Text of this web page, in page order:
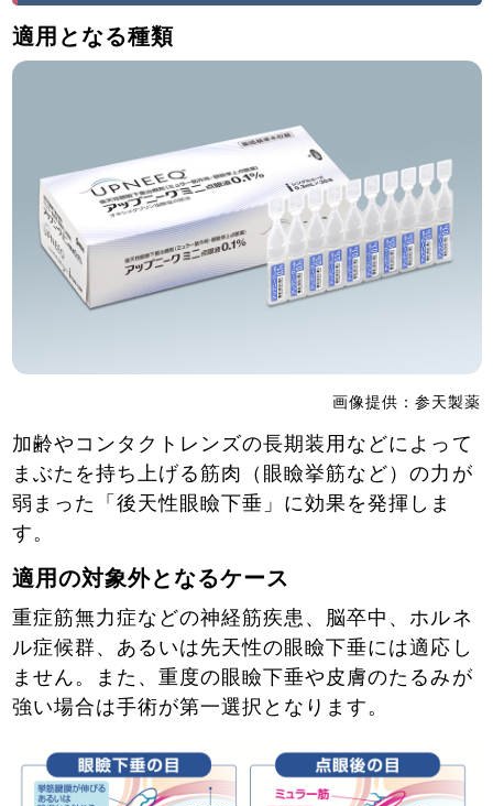
適用となる種類
画像提供：参天製薬
加齢やコンタクトレンズの長期装用などによって
まぶたを持ち上げる筋肉（眼瞼挙筋など）の力が
弱まった「後天性眼瞼下垂」に効果を発揮しま
す。
適用の対象外となるケース
重症筋無力症などの神経筋疾患、脳卒中、ホルネ
ル症候群、あるいは先天性の眼瞼下垂には適応し
ません。また、重度の眼瞼下垂や皮膚のたるみが
強い場合は手術が第一選択となります。